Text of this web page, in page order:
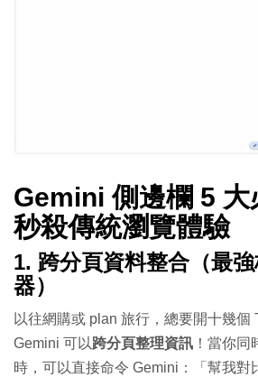
Gemini 側邊欄 5 大
秒殺傳統瀏覽體驗
1. 跨分頁資料整合（最
器）
以往網購或 plan 旅行，總要開十幾個
Gemini 可以跨分頁整理資訊 ！當你
時，可以直接命令 Gemini：「幫我對